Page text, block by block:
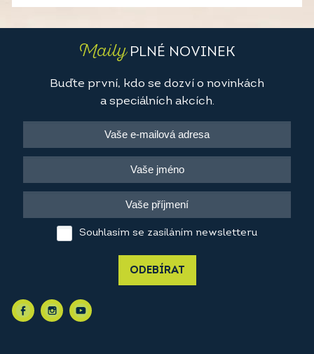
MailyPLNÉ NOVINEK
Buďte první, kdo se dozví o novinkách
a speciálních akcích.
Souhlasím se zasíláním newsletteru
ODEBÍRAT